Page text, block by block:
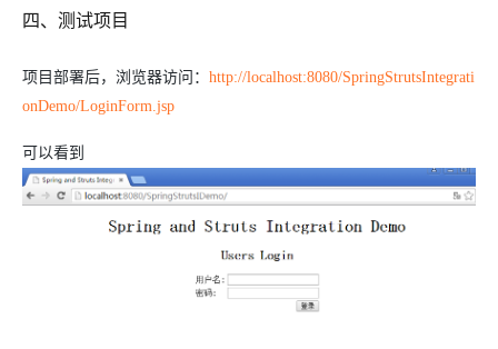
四、测试项目
项目部署后，浏览器访问： http://localhost:8080/SpringStrutsIntegrati
onDemo/LoginForm.jsp
可以看到